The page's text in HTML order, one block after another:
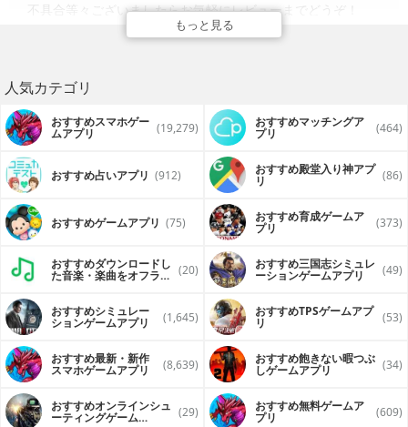
もっと見る
不具合等々ございましたらお気軽にレビューまでどうぞ！
人気カテゴリ
おすすめスマホゲー
ムアプリ (19,279) おすすめマッチングア
プリ (464)
おすすめ占いアプリ (912) おすすめ殿堂入り神アプ
リ (86)
おすすめゲームアプリ (75) おすすめ育成ゲームア
プリ (373)
おすすめダウンロードし
た音楽・楽曲をオフライ (20) おすすめ三国志シミュレ
ーションゲームアプリ (49)
おすすめシミュレー
ションゲームアプリ (1,645) おすすめTPSゲームアプ
リ (53)
おすすめ最新・新作
スマホゲームアプリ (8,639) おすすめ飽きない暇つぶ
しゲームアプリ (34)
おすすめオンラインシュ
ーティングゲーム (29) おすすめ無料ゲームア
プリ (609)